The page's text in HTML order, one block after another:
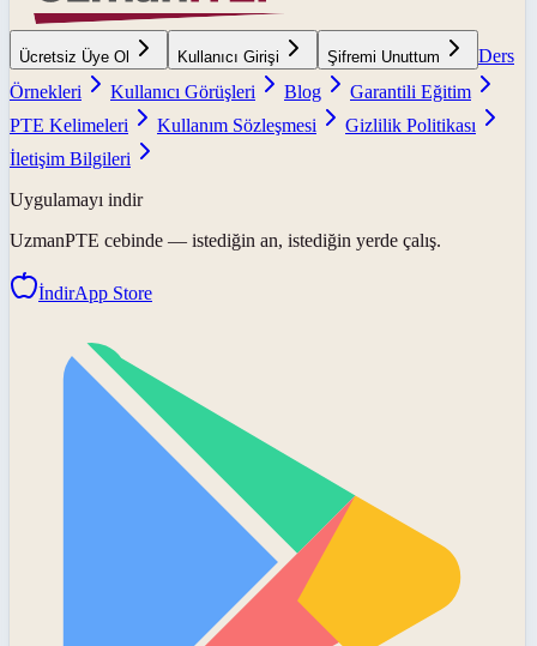
Ücretsiz Üye Ol Kullanıcı Girişi Şifremi Unuttum
Ders
Örnekleri
Kullanıcı Görüşleri Blog
Garantili Eğitim
PTE Kelimeleri
Kullanım Sözleşmesi
Gizlilik Politikası
İletişim Bilgileri
Uygulamayı indir
UzmanPTE cebinde — istediğin an, istediğin yerde çalış.
İndirApp Store